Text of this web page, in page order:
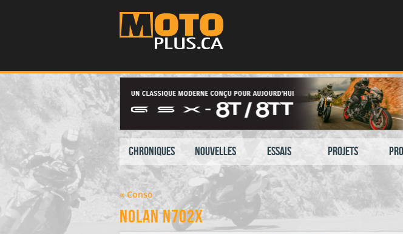
Chroniques Nouvelles Essais Projets
« Conso
Nolan N702X